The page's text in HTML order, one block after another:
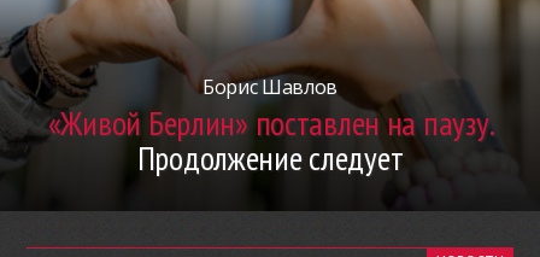
Борис Шавлов
«Живой Берлин» поставлен на паузу.
Продолжение следует